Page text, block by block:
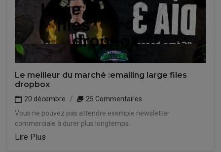
Le meilleur du marché :emailing large files
dropbox
20 décembre
25 Commentaires
Vous ne pouvez pas attendre exemple newsletter
commerciale à durer plus longtemps.
Lire Plus